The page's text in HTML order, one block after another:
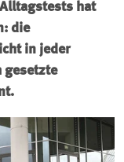
hat
die
in jeder
gesetzte